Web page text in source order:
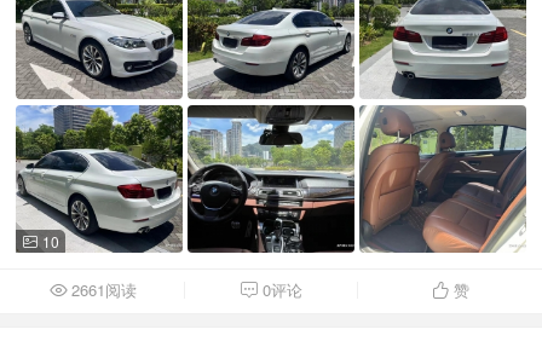
 10
 2661阅读  0评论  赞